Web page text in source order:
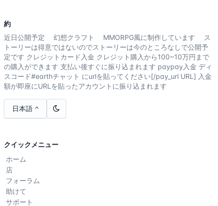
約
近日公開予定 幻想クラフト MMORPG風に制作しています ス
トーリーは得意ではないのでストーリーは今のところなしで公開予
定です クレジットカード入金 クレジット購入から100~10万円まで
の購入ができます 支払い後すぐに振り込まれます paypay入金 ディ
スコード#earthチャット にurlを貼ってください[/pay_url URL] 入金
額が即座にURLを貼ったアカウントに振り込まれます
日本語
クイックメニュー
ホーム
店
フォーラム
助けて
サポート